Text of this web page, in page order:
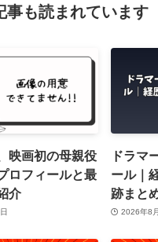
事も読まれています
映画初の母親役
ロフィールと最
介
ドラマ
ール｜
跡まと
2026年8